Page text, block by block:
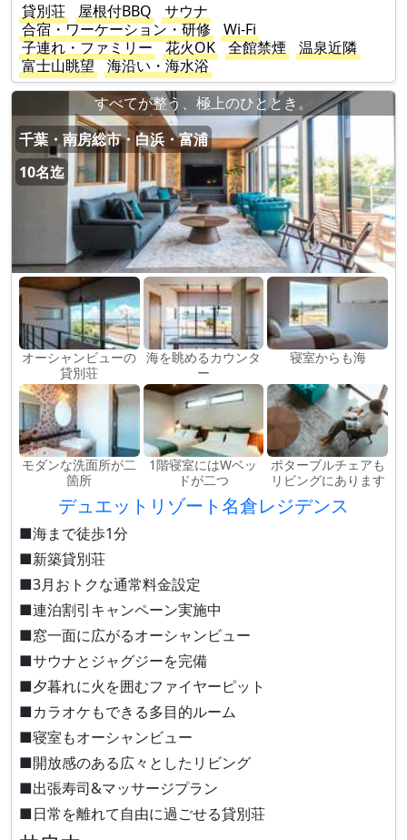
貸別荘
屋根付BBQ
サウナ
合宿・ワーケーション・研修
Wi-Fi
子連れ・ファミリー
花火OK 全館禁煙
温泉近隣
富士山眺望
海沿い・海水浴
すべてが整う、極上のひととき。
千葉・南房総市・白浜・富浦
10名迄
オーシャンビューの
貸別荘
海を眺めるカウンタ
ー
寝室からも海
モダンな洗面所が二
箇所
1階寝室にはWベッ
ドが二つ
ポターブルチェアも
リビングにあります
デュエットリゾート名倉レジデンス
■海まで徒歩1分
■新築貸別荘
■3月おトクな通常料金設定
■連泊割引キャンペーン実施中
■窓一面に広がるオーシャンビュー
■サウナとジャグジーを完備
■夕暮れに火を囲むファイヤーピット
■カラオケもできる多目的ルーム
■寝室もオーシャンビュー
■開放感のある広々としたリビング
■出張寿司&マッサージプラン
■日常を離れて自由に過ごせる貸別荘